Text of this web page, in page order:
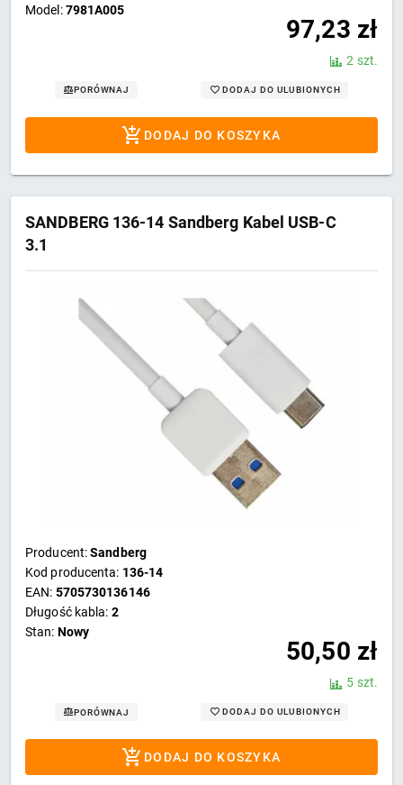
Model:7981A005
97,23 zł
2 szt.
PORÓWNAJ DODAJ DO ULUBIONYCH
DODAJ DO KOSZYKA
SANDBERG 136-14 Sandberg Kabel USB-C
3.1
Producent:Sandberg
Kod producenta: 136-14
EAN: 5705730136146
Długość kabla: 2
Stan: Nowy
50,50 zł
5 szt.
PORÓWNAJ DODAJ DO ULUBIONYCH
DODAJ DO KOSZYKA